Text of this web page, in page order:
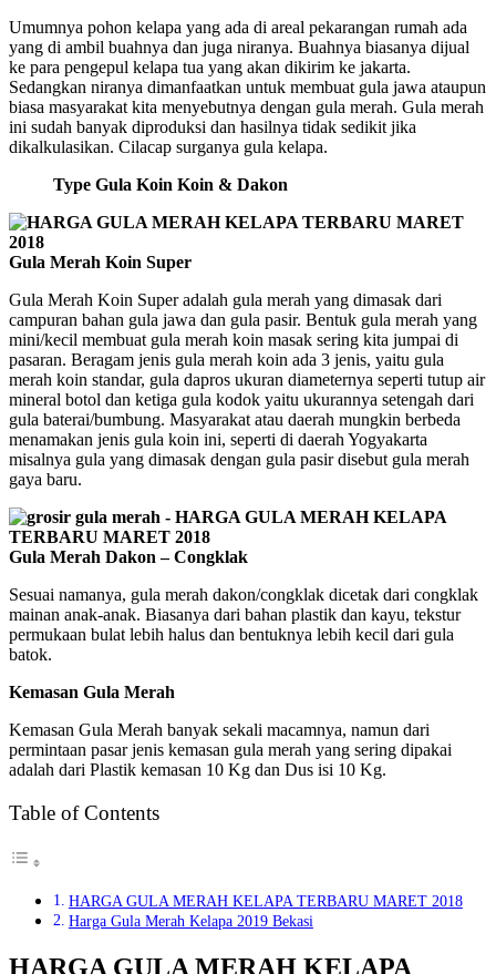
Umumnya pohon kelapa yang ada di areal pekarangan rumah ada
yang di ambil buahnya dan juga niranya. Buahnya biasanya dijual
ke para pengepul kelapa tua yang akan dikirim ke jakarta.
Sedangkan niranya dimanfaatkan untuk membuat gula jawa ataupun
biasa masyarakat kita menyebutnya dengan gula merah. Gula merah
ini sudah banyak diproduksi dan hasilnya tidak sedikit jika
dikalkulasikan. Cilacap surganya gula kelapa.
Type Gula Koin Koin & Dakon
Gula Merah Koin Super
Gula Merah Koin Super adalah gula merah yang dimasak dari
campuran bahan gula jawa dan gula pasir. Bentuk gula merah yang
mini/kecil membuat gula merah koin masak sering kita jumpai di
pasaran. Beragam jenis gula merah koin ada 3 jenis, yaitu gula
merah koin standar, gula dapros ukuran diameternya seperti tutup air
mineral botol dan ketiga gula kodok yaitu ukurannya setengah dari
gula baterai/bumbung. Masyarakat atau daerah mungkin berbeda
menamakan jenis gula koin ini, seperti di daerah Yogyakarta
misalnya gula yang dimasak dengan gula pasir disebut gula merah
gaya baru.
Gula Merah Dakon – Congklak
Sesuai namanya, gula merah dakon/congklak dicetak dari congklak
mainan anak-anak. Biasanya dari bahan plastik dan kayu, tekstur
permukaan bulat lebih halus dan bentuknya lebih kecil dari gula
batok.
Kemasan Gula Merah
Kemasan Gula Merah banyak sekali macamnya, namun dari
permintaan pasar jenis kemasan gula merah yang sering dipakai
adalah dari Plastik kemasan 10 Kg dan Dus isi 10 Kg.
Table of Contents
HARGA GULA MERAH KELAPA TERBARU MARET 2018
Harga Gula Merah Kelapa 2019 Bekasi
HARGA GULA MERAH KELAPA